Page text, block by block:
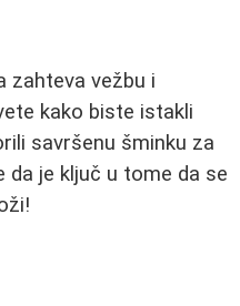
zahteva vežbu i
kako biste istakli
savršenu šminku za
da je ključ u tome da se